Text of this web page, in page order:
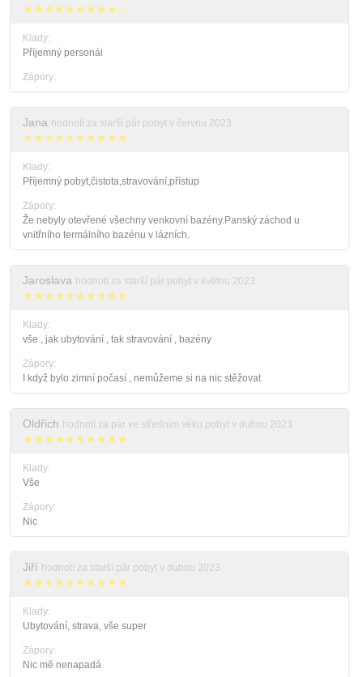
★★★★★★★★★☆
Klady:
Příjemný personál
Zápory:
Jana hodnotí za starší pár pobyt v červnu 2023
★★★★★★★★★★
Klady:
Příjemný pobyt,čistota,stravování,přístup
Zápory:
Že nebyly otevřené všechny venkovní bazény.Panský záchod u
vnitřního termálního bazénu v lázních.
Jaroslava hodnotí za starší pár pobyt v květnu 2023
★★★★★★★★★★
Klady:
vše , jak ubytování , tak stravování , bazény
Zápory:
I když bylo zimní počasí , nemůžeme si na nic stěžovat
Oldřich hodnotí za pár ve středním věku pobyt v dubnu 2023
★★★★★★★★★★
Klady:
Vše
Zápory:
Nic
Jiří hodnotí za starší pár pobyt v dubnu 2023
★★★★★★★★★★
Klady:
Ubytování, strava, vše super
Zápory:
Nic mě nenapadá